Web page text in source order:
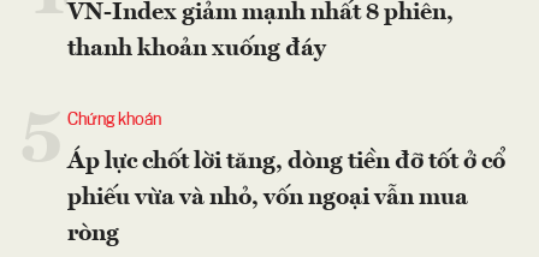
VN-Index giảm mạnh nhất 8 phiên,
thanh khoản xuống đáy
Chứng khoán
Áp lực chốt lời tăng, dòng tiền đỡ tốt ở cổ
phiếu vừa và nhỏ, vốn ngoại vẫn mua
ròng